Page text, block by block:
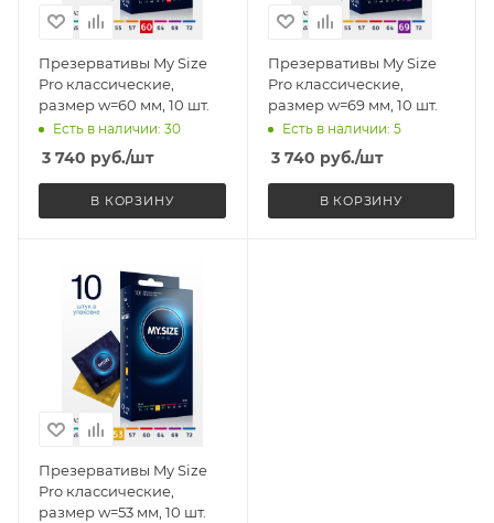
Презервативы My Size
Pro классические,
размер w=60 мм, 10 шт.
Есть в наличии: 30
3 740 руб./шт
В КОРЗИНУ
Презервативы My Size
Pro классические,
размер w=69 мм, 10 шт.
Есть в наличии: 5
3 740 руб./шт
В КОРЗИНУ
Презервативы My Size
Pro классические,
размер w=53 мм, 10 шт.